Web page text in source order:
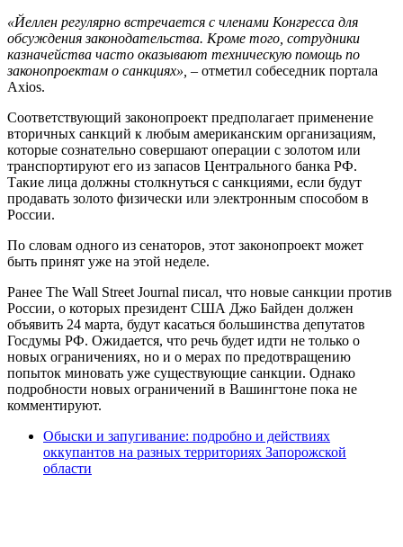
«Йеллен регулярно встречается с членами Конгресса для
обсуждения законодательства. Кроме того, сотрудники
казначейства часто оказывают техническую помощь по
законопроектам о санкциях», – отметил собеседник портала
Axios.
Соответствующий законопроект предполагает применение
вторичных санкций к любым американским организациям,
которые сознательно совершают операции с золотом или
транспортируют его из запасов Центрального банка РФ.
Такие лица должны столкнуться с санкциями, если будут
продавать золото физически или электронным способом в
России.
По словам одного из сенаторов, этот законопроект может
быть принят уже на этой неделе.
Ранее The Wall Street Journal писал, что новые санкции против
России, о которых президент США Джо Байден должен
объявить 24 марта, будут касаться большинства депутатов
Госдумы РФ. Ожидается, что речь будет идти не только о
новых ограничениях, но и о мерах по предотвращению
попыток миновать уже существующие санкции. Однако
подробности новых ограничений в Вашингтоне пока не
комментируют.
Обыски и запугивание: подробно и действиях
оккупантов на разных территориях Запорожской
области